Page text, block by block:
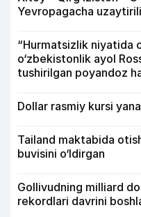
Yevropagacha
“Hurmatsizlik niyatida
o‘zbekistonlik ayol
tushirilgan poyandoz
Dollar rasmiy kursi
Tailand maktabida
buvisini o‘ldirgan
Gollivudning milliard
rekordlari davrini